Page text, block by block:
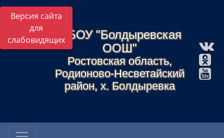
Версия сайта
для
слабовидящихМБОУ "Болдыревская
ООШ"
Ростовская область,
Родионово-Несветайский
район, х. Болдыревка